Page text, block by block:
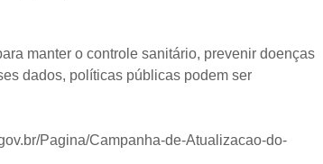
manter o controle sanitário, prevenir doenças
dados, políticas públicas podem ser
Pagina/Campanha-de-Atualizacao-do-